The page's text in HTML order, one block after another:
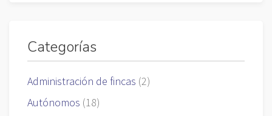
Categorías
Administración de fincas (2)
Autónomos (18)